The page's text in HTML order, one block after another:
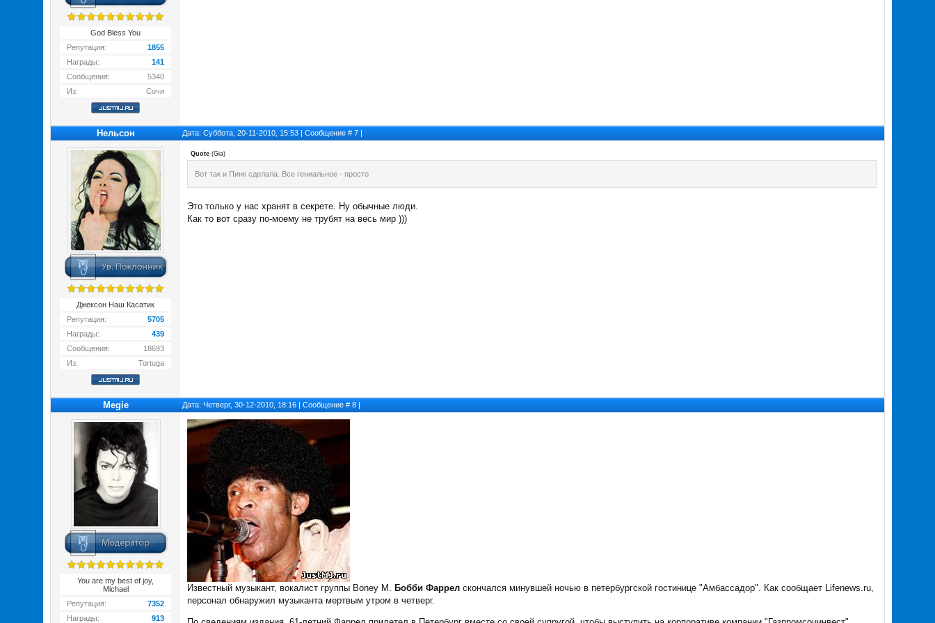
God Bless You
Репутация:
1855
Награды:
141
Сообщения:
5340
Из:
Сочи
Нельсон Дата: Суббота, 20-11-2010, 15:53 | Сообщение # 7 |
Джексон Наш Касатик
Репутация:
5705
Награды:
439
Сообщения:
18693
Из:
Tortuga
Quote (Gia)
Вот так и Пинк сделала. Все гениальное - просто
Это только у нас хранят в секрете. Ну обычные люди.
Как то вот сразу по-моему не трубят на весь мир )))
Megie Дата: Четверг, 30-12-2010, 18:16 | Сообщение # 8 |
You are my best of joy,
Michael
Репутация:
7352
Награды:
913
Известный музыкант, вокалист группы Boney M. Бобби Фаррел скончался минувшей ночью в петербургской гостинице "Амбассадор". Как сообщает Lifenews.ru,
персонал обнаружил музыканта мертвым утром в четверг.